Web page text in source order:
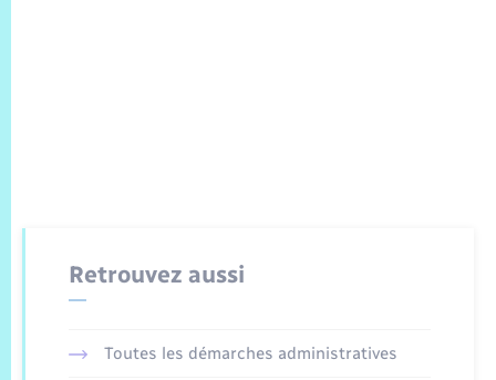
Retrouvez aussi
Toutes les démarches administratives